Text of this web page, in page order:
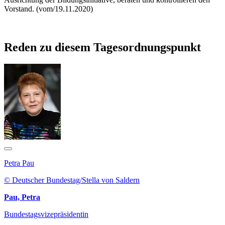
Vorstand. (vom/19.11.2020)
Reden zu diesem Tagesordnungspunkt
Petra Pau
© Deutscher Bundestag/Stella von Saldern
Pau, Petra
Bundestagsvizepräsidentin